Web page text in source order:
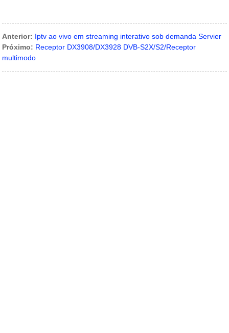
Anterior: Iptv ao vivo em streaming interativo sob demanda Servier
Próximo: Receptor DX3908/DX3928 DVB-S2X/S2/Receptor
multimodo